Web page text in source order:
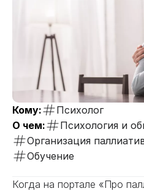
Кому:
Психолог
О чем:
Психология и
Организация
Обучение
Когда на портале «Про